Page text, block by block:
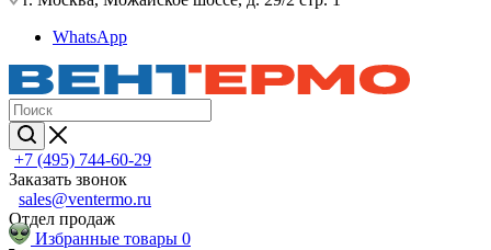
WhatsApp
+7 (495) 744-60-29
Заказать звонок
sales@ventermo.ru
Отдел продаж
Избранные товары 0